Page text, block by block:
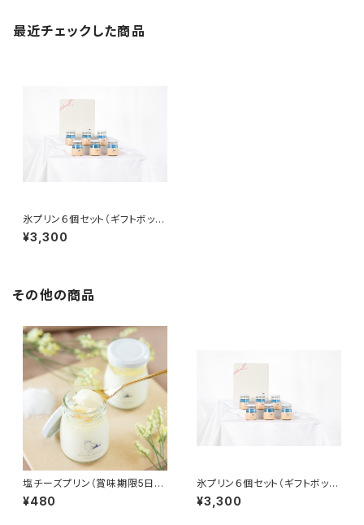
最近チェックした商品
氷プリン６個セット（ギフトボック
ス入り）
¥3,300
その他の商品
塩チーズプリン（賞味期限5日
間）
¥480
氷プリン６個セット（ギフトボック
ス入り）
¥3,300